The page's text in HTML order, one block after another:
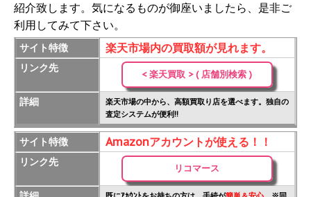
紹介致します。気になるものが御座いましたら、是非ご
利用してみて下さい。
サイト特徴 楽天市場内の買取額が見れます。
リンク先
< 楽天買取 > ( 店舗別検索 )
詳細
楽天市場の中から、高額買取り店を選べます。独自の
査定システムが便利!!
サイト特徴 Amazonアカウントが使える！！
リンク先
リコマース